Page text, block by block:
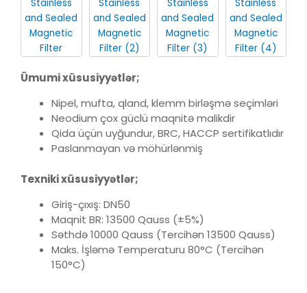
Ümumi xüsusiyyətlər;
Nipel, mufta, qland, klemm birləşmə seçimləri
Neodium çox güclü maqnitə malikdir
Qida üçün uyğundur, BRC, HACCP sertifikatlıdır
Paslanmayan və möhürlənmiş
Texniki xüsusiyyətlər;
Giriş-çıxış: DN50
Maqnit BR: 13500 Qauss (±5%)
Səthdə 10000 Qauss (Tercihən 13500 Qauss)
Maks. İşləmə Temperaturu 80°C (Tercihən
150°C)